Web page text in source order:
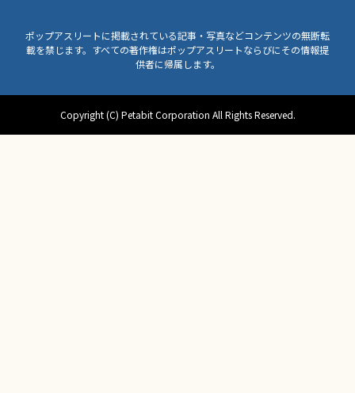
ポップアスリートに掲載されている記事・写真などコンテンツの無断転
載を禁じます。すべての著作権はポップアスリートならびにその情報提
供者に帰属します。
Copyright (C) Petabit Corporation All Rights Reserved.